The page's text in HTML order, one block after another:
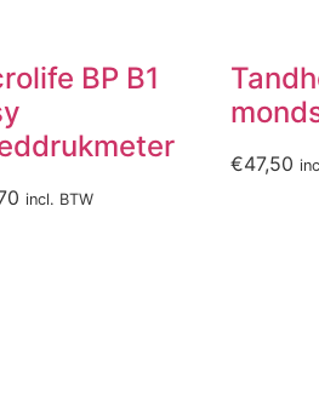
BP B1
incl. BTW
€47,50